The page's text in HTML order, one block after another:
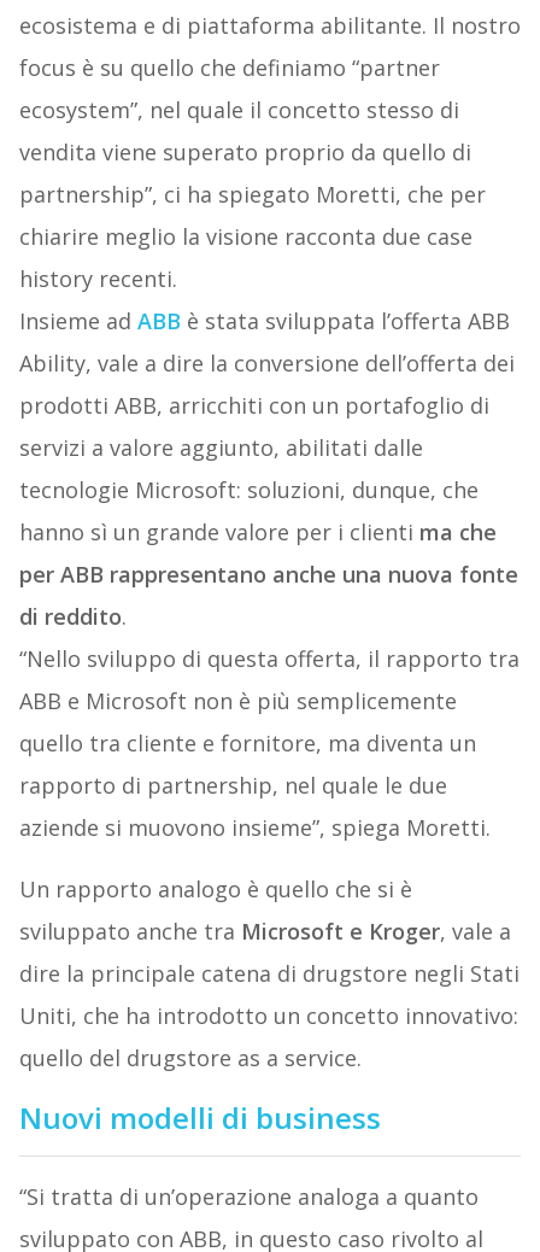
ecosistema e di piattaforma abilitante. Il nostro
focus è su quello che definiamo “partner
ecosystem”, nel quale il concetto stesso di
vendita viene superato proprio da quello di
partnership”, ci ha spiegato Moretti, che per
chiarire meglio la visione racconta due case
history recenti.
Insieme ad ABB è stata sviluppata l’offerta ABB
Ability, vale a dire la conversione dell’offerta dei
prodotti ABB, arricchiti con un portafoglio di
servizi a valore aggiunto, abilitati dalle
tecnologie Microsoft: soluzioni, dunque, che
hanno sì un grande valore per i clienti ma che
per ABB rappresentano anche una nuova fonte
di reddito.
“Nello sviluppo di questa offerta, il rapporto tra
ABB e Microsoft non è più semplicemente
quello tra cliente e fornitore, ma diventa un
rapporto di partnership, nel quale le due
aziende si muovono insieme”, spiega Moretti.
Un rapporto analogo è quello che si è
sviluppato anche tra Microsoft e Kroger, vale a
dire la principale catena di drugstore negli Stati
Uniti, che ha introdotto un concetto innovativo:
quello del drugstore as a service.
Nuovi modelli di business
“Si tratta di un’operazione analoga a quanto
sviluppato con ABB, in questo caso rivolto al